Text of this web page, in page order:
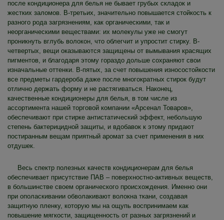
после кондиционера для белья не бывает грубых складок и
жестких заломов. В-третьих, значительно повышается стойкость к
разного рода загрязнениям, как органическими, так и
неорганическими веществами: их молекулы уже не смогут
проникнуть вглубь волокон, что облегчит и упростит стирку. В-
четвертых, вещи оказываются защищены от вымывания красящих
пигментов, и благодаря этому гораздо дольше сохраняют свои
изначальные оттенки. В-пятых, за счет повышения износостойкости
все предметы гардероба даже после многократных стирок будут
отлично держать форму и не растягиваться. Наконец,
качественные кондиционеры для белья, в том числе из
ассортимента нашей торговой компании «Арсенал Товаров»,
обеспечивают при стирке антистатический эффект, небольшую
степень бактерицидной защиты, и вдобавок к этому придают
постиранным вещам приятный аромат за счет применения в них
отдушек.
Весь спектр полезных качеств кондиционерам для белья
обеспечивает присутствие ПАВ – поверхностно-активных веществ,
в большинстве своем органического происхождения. Именно они
при ополаскивании обволакивают волокна ткани, создавая
защитную пленку, которую мы на ощупь воспринимаем как
повышение мягкости, защищенность от разных загрязнений и